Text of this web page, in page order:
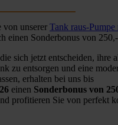
von unserer Tank raus-
einen Sonderbonus von
sich jetzt entscheiden, ihre
zu entsorgen und eine
erhalten bei uns bis
einen Sonderbonus von
profitieren Sie von perfekt